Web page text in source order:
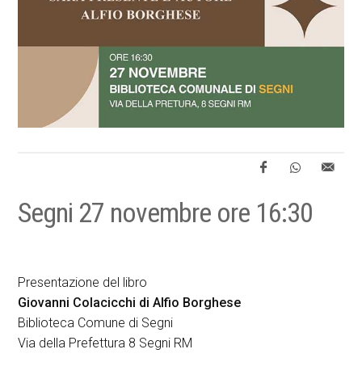
Segni 27 novembre ore 16:30
Presentazione del libro
Giovanni Colacicchi di Alfio Borghese
Biblioteca Comune di Segni
Via della Prefettura 8 Segni RM